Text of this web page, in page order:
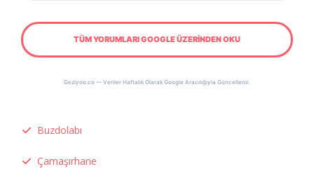
TÜM YORUMLARI GOOGLE ÜZERİNDEN OKU
Geziyoo.co — Veriler Haftalık Olarak Google Aracılığıyla Güncellenir.
Buzdolabı
Çamaşırhane